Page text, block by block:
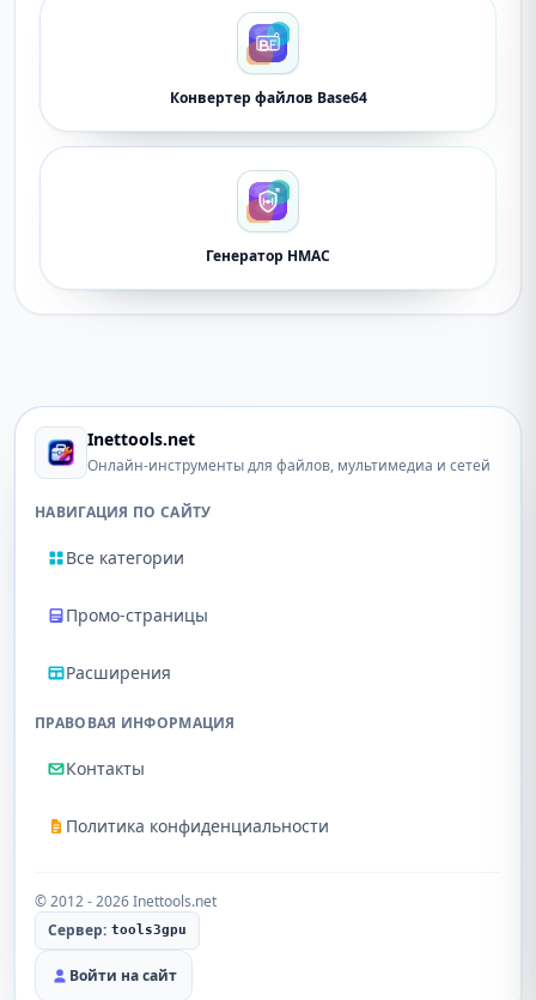
Конвертер файлов Base64
Генератор HMAC
Inettools.net
Онлайн-инструменты для файлов, мультимедиа и сетей
НАВИГАЦИЯ ПО САЙТУ
Все категории
Промо-страницы
Расширения
ПРАВОВАЯ ИНФОРМАЦИЯ
Контакты
Политика конфиденциальности
© 2012 - 2026 Inettools.net
Сервер: tools3gpu
Войти на сайт